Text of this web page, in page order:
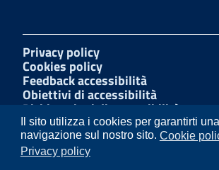
Il sito utilizza i cookies per garantirti
navigazione sul nostro sito. Cookie
Privacy policy
Privacy policy
Cookies policy
Feedback accessibilità
Obiettivi di accessibilità
Dichiarazioni di accessibilità
Amministrazione Trasparente
Mappa del sito
Segnalazioni di illecito